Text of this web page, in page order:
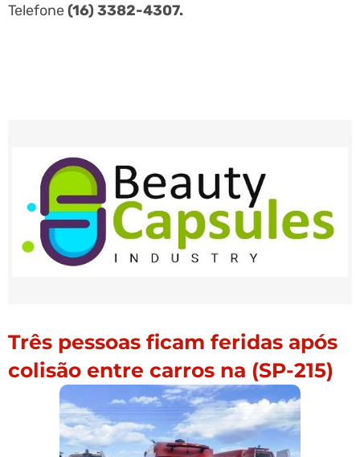
Telefone(16) 3382-4307.
Três pessoas ficam feridas após
colisão entre carros na (SP-215)